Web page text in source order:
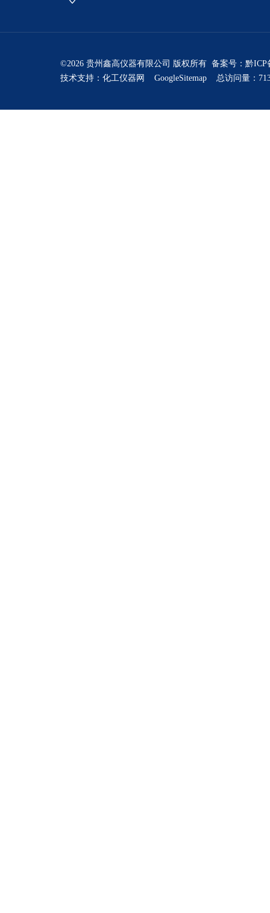
©2026 贵州鑫高仪器有限公司 版权所有 备案号： 黔ICP
技术支持： 化工仪器网 GoogleSitemap 总访问量：